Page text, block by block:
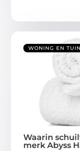
WONING EN TUIN
Waarin
merk Abyss